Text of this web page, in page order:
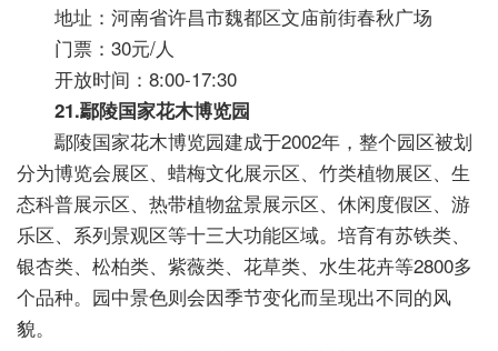
地址：河南省许昌市魏都区文庙前街春秋广场
门票：30元/人
开放时间：8:00-17:30
21.鄢陵国家花木博览园
鄢陵国家花木博览园建成于2002年，整个园区被划
分为博览会展区、蜡梅文化展示区、竹类植物展区、生
态科普展示区、热带植物盆景展示区、休闲度假区、游
乐区、系列景观区等十三大功能区域。培育有苏铁类、
银杏类、松柏类、紫薇类、花草类、水生花卉等2800多
个品种。园中景色则会因季节变化而呈现出不同的风
貌。